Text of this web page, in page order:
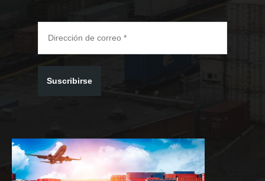
Suscribirse